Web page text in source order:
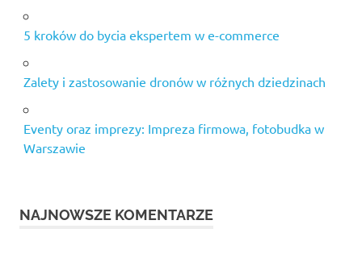
5 kroków do bycia ekspertem w e-commerce
Zalety i zastosowanie dronów w różnych dziedzinach
Eventy oraz imprezy: Impreza firmowa, fotobudka w
Warszawie
NAJNOWSZE KOMENTARZE